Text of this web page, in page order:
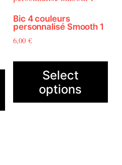
Bic 4 couleurs
personnalisé Smooth 1
6,00 €
Select
options